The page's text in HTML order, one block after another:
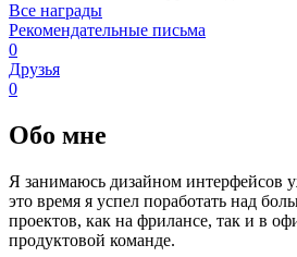
Все награды
Рекомендательные письма
0
Друзья
0
Обо мне
Я занимаюсь дизайном интерфейсов
это время я успел поработать над
проектов, как на фрилансе, так и в
продуктовой команде.